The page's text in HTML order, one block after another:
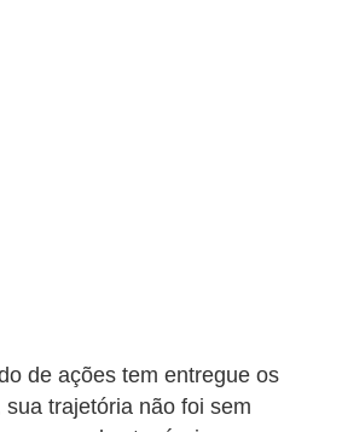
de ações tem entregue os
trajetória não foi sem